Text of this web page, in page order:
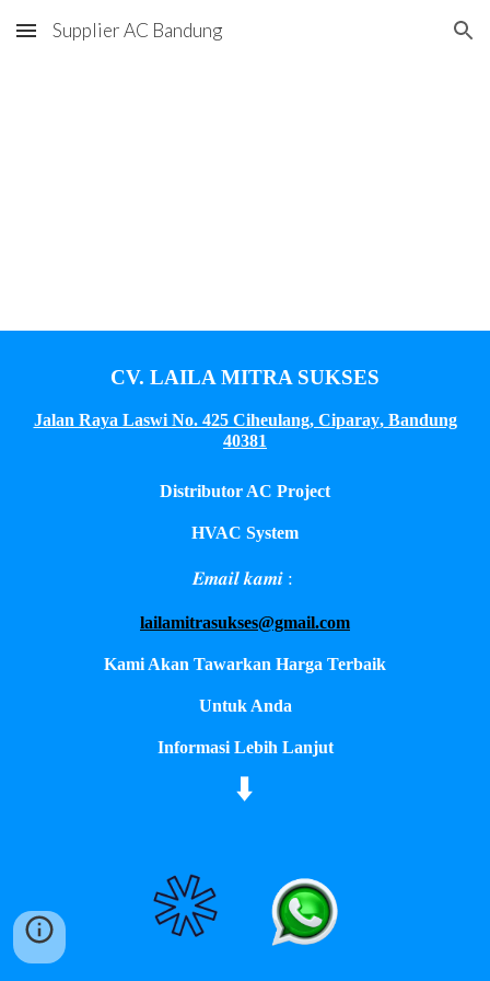
Skip to main content Skip to navigation
Supplier AC Bandung
CV. LAILA MITRA SUKSES
Jalan Raya Laswi No. 425 Ciheulang, Ciparay,Bandung
40381
Distributor AC Project
HVAC System
𝑬𝒎𝒂𝒊𝒍 𝒌𝒂𝒎𝒊 :
lailamitrasukses@gmail.com
Kami Akan Tawarkan Harga Terbaik
Untuk Anda
Informasi Lebih Lanjut
⬇️